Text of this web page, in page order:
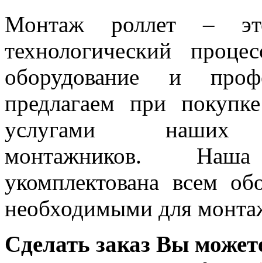
Монтаж роллет –
технологический
оборудование и
предлагаем при покупке
услугами наших
монтажников.
укомплектована всем
необходимыми для
Сделать заказ Вы